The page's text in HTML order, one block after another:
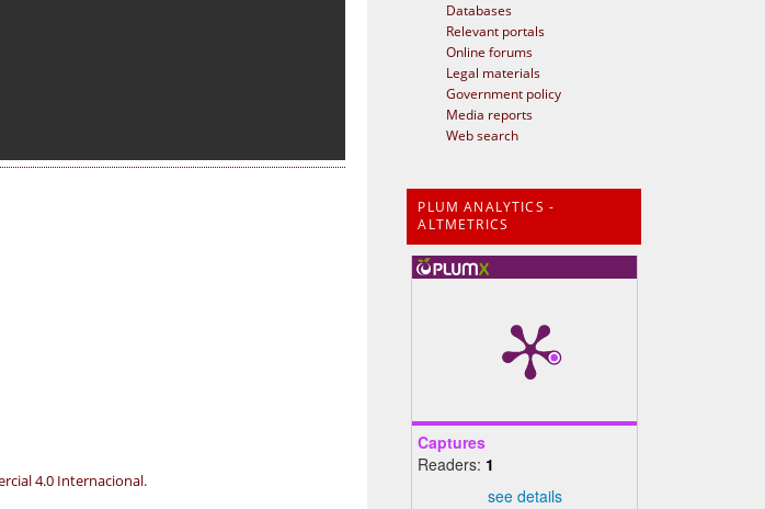
Databases
Relevant portals
Online forums
Legal materials
Government policy
Media reports
Web search
PLUM ANALYTICS -
ALTMETRICS
Captures
Readers: 1
see details
4.0 Internacional.